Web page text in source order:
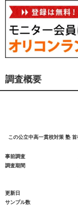
調査概要
この公立中高一貫校対策 塾
事前調査
調査期間
更新日
サンプル数